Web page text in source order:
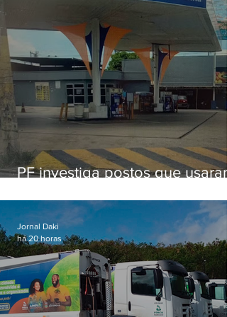
PF investiga postos que usaram
secretário morto em 2020
Jornal Daki
há 20 horas